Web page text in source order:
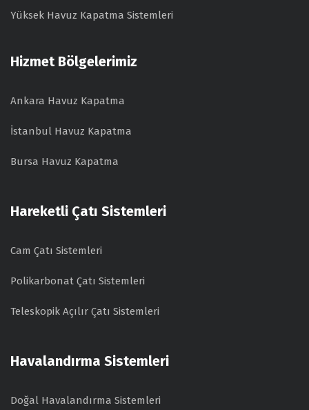
Yüksek Havuz Kapatma Sistemleri
Hizmet Bölgelerimiz
Ankara Havuz Kapatma
İstanbul Havuz Kapatma
Bursa Havuz Kapatma
Hareketli Çatı Sistemleri
Cam Çatı Sistemleri
Polikarbonat Çatı Sistemleri
Teleskopik Açılır Çatı Sistemleri
Havalandırma Sistemleri
Doğal Havalandırma Sistemleri